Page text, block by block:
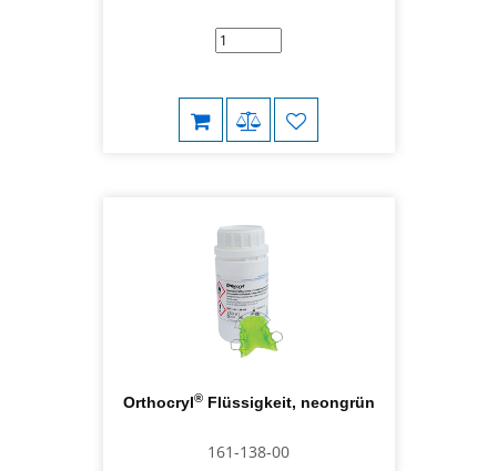
Orthocryl®Flüssigkeit, neongrün
161-138-00